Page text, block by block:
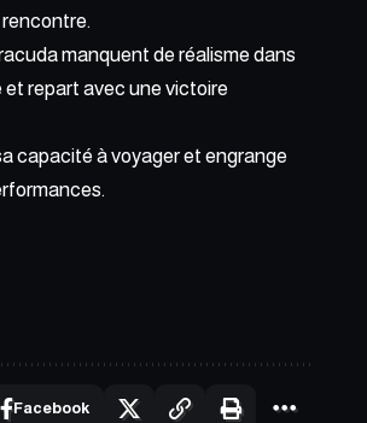
manquent de réalisme dans
repart avec une victoire
capacité à voyager et engrange
Facebook